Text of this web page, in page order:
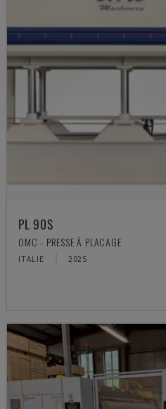
PL 90S
OMC - PRESSE À PLACAGE
ITALIE 2025